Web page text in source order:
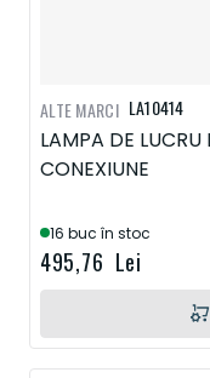
LA10414
LAMPA DE
CONEXIUNE
16 buc în stoc
495,76 Lei
ALTE MARCI